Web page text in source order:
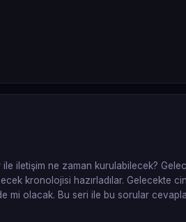
iletişim ne zaman kurulabilecek?
kronolojisi hazırladılar. Gelecekte
mi olacak. Bu seri ile bu sorular